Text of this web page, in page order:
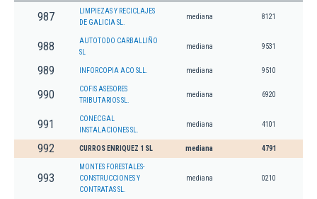
987
LIMPIEZAS Y RECICLAJES
DE GALICIA SL.
mediana 8121
988
AUTOTODO CARBALLIÑO
SL
mediana 9531
989 INFORCOPIA ACO SLL. mediana 9510
990
COFIS ASESORES
TRIBUTARIOS SL.
mediana 6920
991
CONECGAL
INSTALACIONES SL.
mediana 4101
992 CURROS ENRIQUEZ 1 SL mediana 4791
993
MONTES FORESTALES-
CONSTRUCCIONES Y
CONTRATAS SL.
mediana 0210